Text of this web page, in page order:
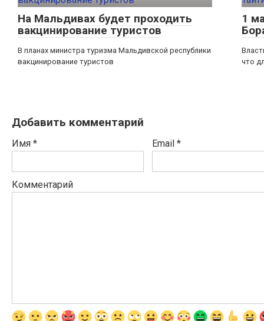
На Мальдивах будет проходить
вакцинирование туристов
В планах министра туризма Мальдивской республики
вакцинирование туристов
1
что
Добавить комментарий
Имя * Email *
Комментарий